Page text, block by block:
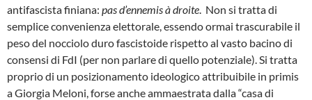
antifascista finiana: pas d’ennemis à droite . Non si tratta di
semplice convenienza elettorale, essendo ormai trascurabile il
peso del nocciolo duro fascistoide rispetto al vasto bacino di
consensi di FdI (per non parlare di quello potenziale). Si tratta
proprio di un posizionamento ideologico attribuibile in primis
a Giorgia Meloni, forse anche ammaestrata dalla “casa di